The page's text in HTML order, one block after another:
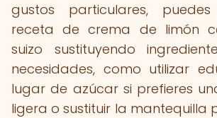
gustos particulares,
receta de crema de limón
suizo sustituyendo
necesidades, como utilizar
lugar de azúcar si prefieres
ligera o sustituir la mantequilla